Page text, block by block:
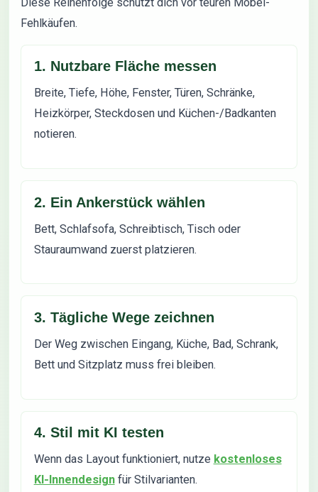
Fehlkäufen.
1. Nutzbare Fläche messen
Breite, Tiefe, Höhe, Fenster, Türen, Schränke,
Heizkörper, Steckdosen und Küchen-/Badkanten
notieren.
2. Ein Ankerstück wählen
Bett, Schlafsofa, Schreibtisch, Tisch oder
Stauraumwand zuerst platzieren.
3. Tägliche Wege zeichnen
Der Weg zwischen Eingang, Küche, Bad, Schrank,
Bett und Sitzplatz muss frei bleiben.
4. Stil mit KI testen
Wenn das Layout funktioniert, nutze kostenloses
KI-Innendesignfür Stilvarianten.